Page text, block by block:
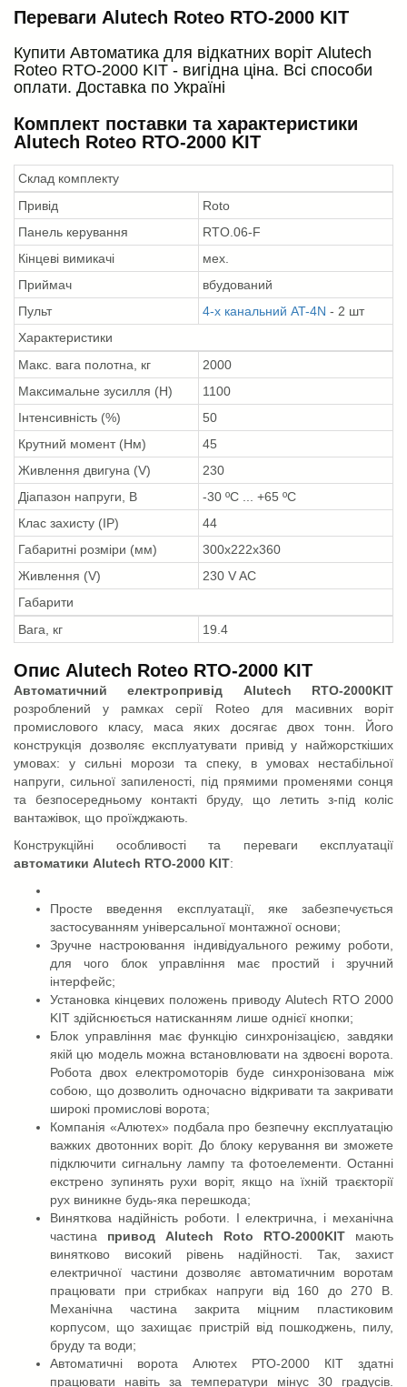
Переваги Alutech Roteo RTO-2000 KIT
Купити Автоматика для відкатних воріт Alutech
Roteo RTO-2000 KIT - вигідна ціна. Всі способи
оплати. Доставка по Україні
Комплект поставки та характеристики
Alutech Roteo RTO-2000 KIT
Склад комплекту
Привід
Roto
Панель керування
RTO.06-F
Кінцеві вимикачі
мех.
Приймач
вбудований
Пульт
4-х канальний AT-4N - 2 шт
Характеристики
Макс. вага полотна, кг
2000
Максимальне зусилля (Н)
1100
Інтенсивність (%)
50
Крутний момент (Нм)
45
Живлення двигуна (V)
230
Діапазон напруги, В
-30 ºС ... +65 ºС
Клас захисту (IP)
44
Габаритні розміри (мм)
300x222x360
Живлення (V)
230 V AC
Габарити
Вага, кг
19.4
Опис Alutech Roteo RTO-2000 KIT
Автоматичний електропривід Alutech RTO-2000KIT
розроблений у рамках серії Roteo для масивних воріт
промислового класу, маса яких досягає двох тонн. Його
конструкція дозволяє експлуатувати привід у найжорсткіших
умовах: у сильні морози та спеку, в умовах нестабільної
напруги, сильної запиленості, під прямими променями сонця
та безпосередньому контакті бруду, що летить з-під коліс
вантажівок, що проїжджають.
Конструкційні особливості та переваги експлуатації
автоматики Alutech RTO-2000 KIT:
Просте введення експлуатації, яке забезпечується
застосуванням універсальної монтажної основи;
Зручне настроювання індивідуального режиму роботи,
для чого блок управління має простий і зручний
інтерфейс;
Установка кінцевих положень приводу Alutech RTO 2000
KIT здійснюється натисканням лише однієї кнопки;
Блок управління має функцію синхронізацією, завдяки
якій цю модель можна встановлювати на здвоєні ворота.
Робота двох електромоторів буде синхронізована між
собою, що дозволить одночасно відкривати та закривати
широкі промислові ворота;
Компанія «Алютех» подбала про безпечну експлуатацію
важких двотонних воріт. До блоку керування ви зможете
підключити сигнальну лампу та фотоелементи. Останні
екстрено зупинять рухи воріт, якщо на їхній траєкторії
рух виникне будь-яка перешкода;
Виняткова надійність роботи. І електрична, і механічна
частина привод Alutech Roto RTO-2000KIT мають
винятково високий рівень надійності. Так, захист
електричної частини дозволяє автоматичним воротам
працювати при стрибках напруги від 160 до 270 В.
Механічна частина закрита міцним пластиковим
корпусом, що захищає пристрій від пошкоджень, пилу,
бруду та води;
Автоматичні ворота Алютех РТО-2000 КІТ здатні
працювати навіть за температури мінус 30 градусів.